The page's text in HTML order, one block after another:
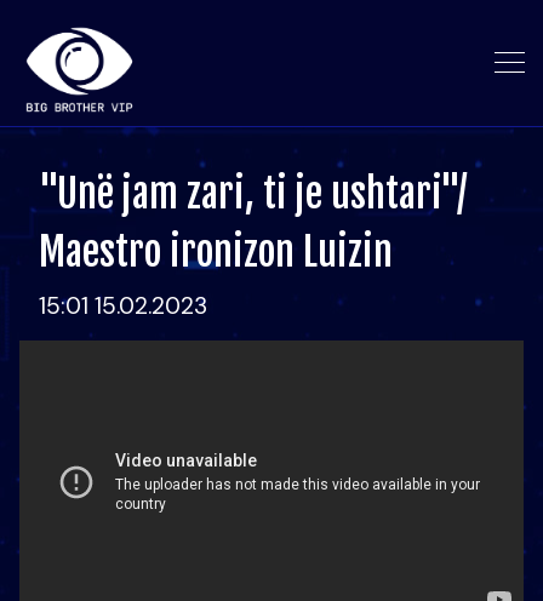
"Unë jam zari, ti je ushtari"/
Maestro ironizon Luizin
15:01 15.02.2023